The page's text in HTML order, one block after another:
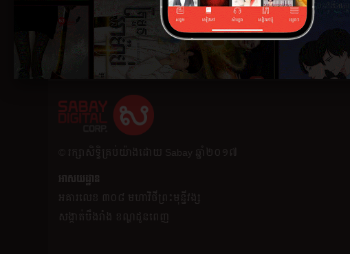
​© រក្សា​សិទ្ធិ​គ្រប់​យ៉ាង​ដោយ​ Sabay ឆ្នាំ​២០១៧
អាសយដ្ឋាន
អគារ​លេខ ៣០៨ មហាវិថីព្រះមុន្នីវង្ស
សង្កាត់បឹងរាំង ខណ្ឌដូនពេញ